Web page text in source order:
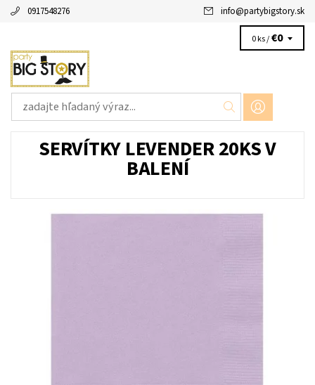
0917548276 info@partybigstory.sk
0 ks /€0
SERVÍTKY LEVENDER 20KS V
BALENÍ